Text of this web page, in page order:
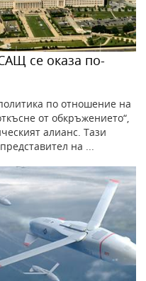
се оказа по-
по отношение на
от обкръжението“,
алианс. Тази
на ...